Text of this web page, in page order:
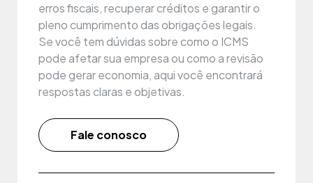
erros fiscais, recuperar créditos e garantir o
pleno cumprimento das obrigações legais.
Se você tem dúvidas sobre como o ICMS
pode afetar sua empresa ou como a revisão
pode gerar economia, aqui você encontrará
respostas claras e objetivas.
Fale conosco